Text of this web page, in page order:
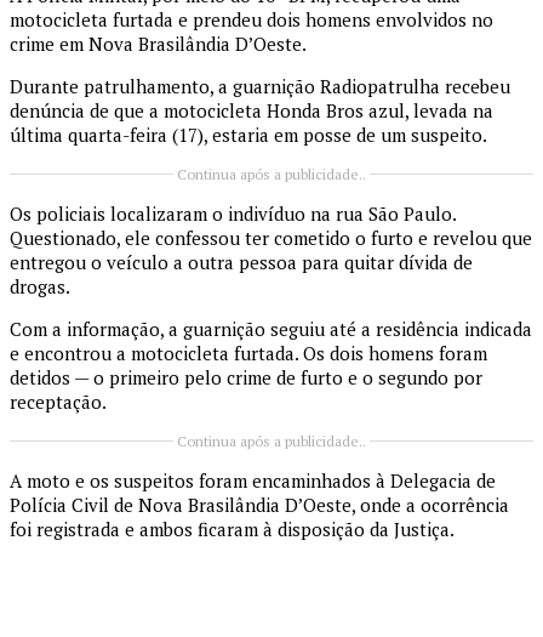
motocicleta furtada e prendeu dois homens envolvidos no
crime em Nova Brasilândia D’Oeste.
Durante patrulhamento, a guarnição Radiopatrulha recebeu
denúncia de que a motocicleta Honda Bros azul, levada na
última quarta-feira (17), estaria em posse de um suspeito.
Continua após a publicidade..
Os policiais localizaram o indivíduo na rua São Paulo.
Questionado, ele confessou ter cometido o furto e revelou que
entregou o veículo a outra pessoa para quitar dívida de
drogas.
Com a informação, a guarnição seguiu até a residência indicada
e encontrou a motocicleta furtada. Os dois homens foram
detidos — o primeiro pelo crime de furto e o segundo por
receptação.
Continua após a publicidade..
A moto e os suspeitos foram encaminhados à Delegacia de
Polícia Civil de Nova Brasilândia D’Oeste, onde a ocorrência
foi registrada e ambos ficaram à disposição da Justiça.